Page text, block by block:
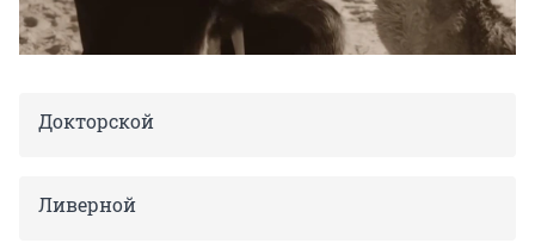
Докторской
Ливерной